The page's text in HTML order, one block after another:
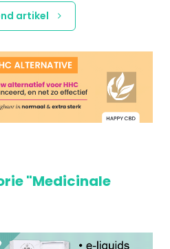
artikel
"Medicinale